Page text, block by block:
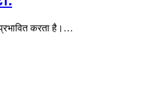
करता है।…